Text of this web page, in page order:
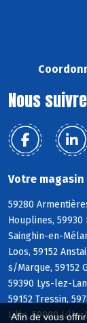
Afin de vous
Nous
Votre magasin
59280
Houplines, 59930
Sainghin-en-
Loos, 59152
s/Marque, 59152
59390 Lys-lez-
59152 Tressin,
Lille, 59000 Lille,